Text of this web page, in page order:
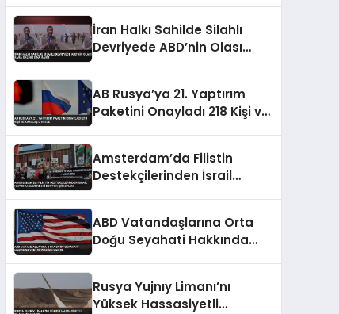
İran Halkı Sahilde Silahlı
Devriyede ABD’nin Olası
AB Rusya’ya 21. Yaptırım
Paketini Onayladı 218 Kişi ve
Amsterdam’da Filistin
Destekçilerinden İsrail
ABD Vatandaşlarına Orta
Doğu Seyahati Hakkında
Rusya Yujnıy Limanı’nı
Yüksek Hassasiyetli